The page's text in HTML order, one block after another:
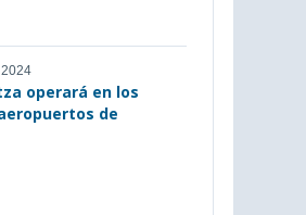
operará en los
de